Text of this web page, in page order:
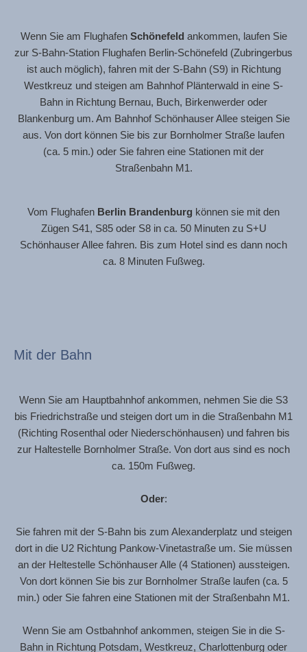
Wenn Sie am Flughafen Schönefeld ankommen, laufen Sie
zur S-Bahn-Station Flughafen Berlin-Schönefeld (Zubringerbus
ist auch möglich), fahren mit der S-Bahn (S9) in Richtung
Westkreuz und steigen am Bahnhof Plänterwald in eine S-
Bahn in Richtung Bernau, Buch, Birkenwerder oder
Blankenburg um. Am Bahnhof Schönhauser Allee steigen Sie
aus. Von dort können Sie bis zur Bornholmer Straße laufen
(ca. 5 min.) oder Sie fahren eine Stationen mit der
Straßenbahn M1.
Vom Flughafen Berlin Brandenburg können sie mit den
Zügen S41, S85 oder S8 in ca. 50 Minuten zu S+U
Schönhauser Allee fahren. Bis zum Hotel sind es dann noch
ca. 8 Minuten Fußweg.
Mit der Bahn
Wenn Sie am Hauptbahnhof ankommen, nehmen Sie die S3
bis Friedrichstraße und steigen dort um in die Straßenbahn M1
(Richting Rosenthal oder Niederschönhausen) und fahren bis
zur Haltestelle Bornholmer Straße. Von dort aus sind es noch
ca. 150m Fußweg.
Oder:
Sie fahren mit der S-Bahn bis zum Alexanderplatz und steigen
dort in die U2 Richtung Pankow-Vinetastraße um. Sie müssen
an der Heltestelle Schönhauser Alle (4 Stationen) aussteigen.
Von dort können Sie bis zur Bornholmer Straße laufen (ca. 5
min.) oder Sie fahren eine Stationen mit der Straßenbahn M1.
Wenn Sie am Ostbahnhof ankommen, steigen Sie in die S-
Bahn in Richtung Potsdam, Westkreuz, Charlottenburg oder